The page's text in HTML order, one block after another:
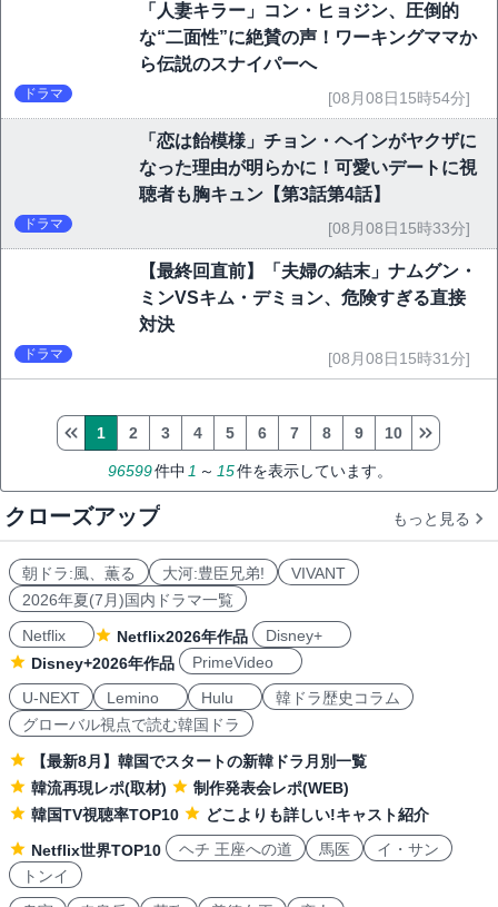
「人妻キラー」コン・ヒョジン、圧倒的
な“二面性”に絶賛の声！ワーキングママか
ら伝説のスナイパーへ
[08月08日15時54分]
「恋は飴模様」チョン・ヘインがヤクザに
なった理由が明らかに！可愛いデートに視
聴者も胸キュン【第3話第4話】
[08月08日15時33分]
【最終回直前】「夫婦の結末」ナムグン・
ミンVSキム・デミョン、危険すぎる直接
[08月08日15時31分]
1 2 10
クローズアップ
朝ドラ:風、薫る 大河:豊臣兄弟!
VIVANT
2026年夏(7月)国内ドラマ一覧
Netflix
Netflix2026年作品
Disney+
PrimeVideo
U-NEXT
Lemino Hulu
韓ドラ歴史コラム
グローバル視点で読む韓国ドラ
【最新8月】韓国でスタートの新韓ドラ月別一覧
韓流再現レポ(取材)
韓国TV視聴率TOP10
どこよりも詳しい!キャスト紹介